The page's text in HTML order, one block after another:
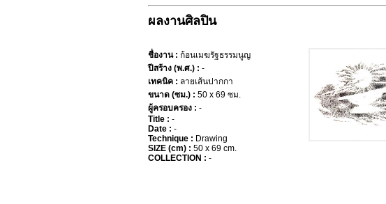
ผลงานศิลปิน
ชื่องาน : ก้อนเมฆรัฐธรรมนูญ
ปีสร้าง (พ.ศ.) : -
เทคนิค : ลายเส้นปากกา
ขนาด (ซม.) : 50 x 69 ซม.
ผู้ครอบครอง : -
Title : -
Date : -
Technique : Drawing
SIZE (cm) : 50 x 69 cm.
COLLECTION : -